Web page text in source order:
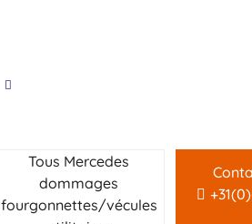
Tous Mercedes
dommages
fourgonnettes/vécules